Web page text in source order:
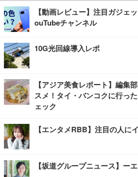
【動画レビュー】注目ガジェ
ouTubeチャンネル
10G光回線導入レポ
【アジア美食レポート】編集
スメ！タイ・バンコクに行っ
ェック
【エンタメRBB】注目の人に
【坂道グループニュース】ー